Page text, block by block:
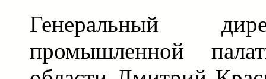
Генеральный
промышленной